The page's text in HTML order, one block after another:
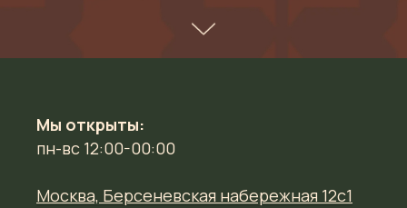
Мы открыты:
пн-вс 12:00-00:00
Москва, Берсеневская набережная 12с1